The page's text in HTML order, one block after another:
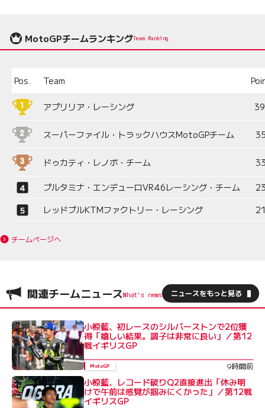
MotoGPチームランキングTeam Ranking
Pos. Team
アプリリア・レーシング
スーパーファイル・トラックハウスMotoGPチーム
ドゥカティ・レノボ・チーム
プルタミナ・エンデューロVR46レーシング・チーム
レッドブルKTMファクトリー・レーシング
チームページへ
関連チームニュース ニュースをもっと見る
小椋藍、初レースのシルバーストンで2位獲
得「嬉しい結果。調子は非常に良い」／第12
戦イギリスGP
MotoGP 9時間前
小椋藍、レコード破りQ2直接進出「休み明
けで午前は感覚が掴みにくかった」／第12戦
イギリスGP